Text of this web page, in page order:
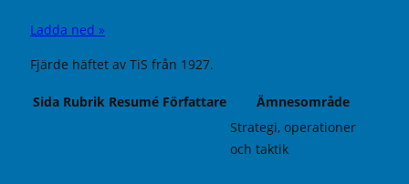
Ladda ned »
Fjärde häftet av TiS från 1927.
Sida Rubrik Resumé Författare
Ämnesområde
Strategi, operationer
och taktik